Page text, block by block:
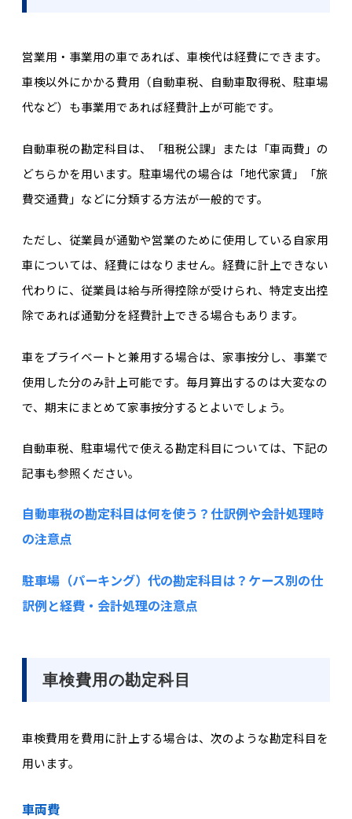
営業用・事業用の車であれば、車検代は経費にできます。
車検以外にかかる費用（自動車税、自動車取得税、駐車場
代など）も事業用であれば経費計上が可能です。
自動車税の勘定科目は、「租税公課」または「車両費」の
どちらかを用います。駐車場代の場合は「地代家賃」「旅
費交通費」などに分類する方法が一般的です。
ただし、従業員が通勤や営業のために使用している自家用
車については、経費にはなりません。経費に計上できない
代わりに、従業員は給与所得控除が受けられ、特定支出控
除であれば通勤分を経費計上できる場合もあります。
車をプライベートと兼用する場合は、家事按分し、事業で
使用した分のみ計上可能です。毎月算出するのは大変なの
で、期末にまとめて家事按分するとよいでしょう。
自動車税、駐車場代で使える勘定科目については、下記の
記事も参照ください。
自動車税の勘定科目は何を使う？仕訳例や会計処理時
の注意点
駐車場（パーキング）代の勘定科目は？ケース別の仕
訳例と経費・会計処理の注意点
車検費用の勘定科目
車検費用を費用に計上する場合は、次のような勘定科目を
用います。
車両費